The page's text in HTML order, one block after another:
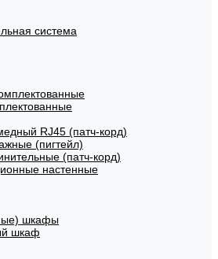
система
RJ45 (патч-корд)
(пигтейл)
(патч-корд)
настенные
шкафы
шкаф